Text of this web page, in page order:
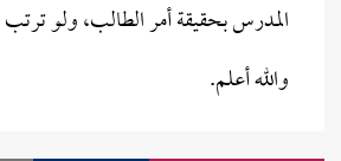
المدرس بحقيقة أمر الطالب، ولو
والله أعلم.